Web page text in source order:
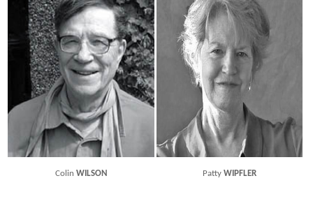
Colin WILSON Patty WIPFLER